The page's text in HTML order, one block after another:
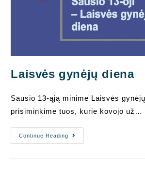
Laisvės gynėjų diena
Sausio 13-ąją minime Laisvės
prisiminkime tuos, kurie kovojo už…
Continue Reading
Laisvės
Gynėjų